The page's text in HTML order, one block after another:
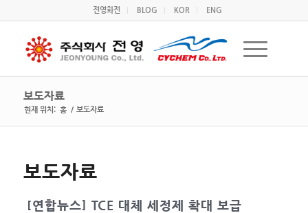
전영화전 BLOG KOR ENG
보도자료
현재 위치: 홈 / 보도자료
보도자료
[연합뉴스] TCE 대체 세정제 확대 보급